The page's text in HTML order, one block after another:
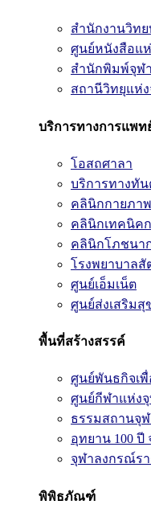
สำนักงานวิท
ศูนย์หนังสือแ
สำนักพิมพ์จุฬ
สถานีวิทยุแห่
บริการทางการแพท
โอสถศาลา
บริการทางทัน
คลินิกกายภา
คลินิกเทคนิค
คลินิกโภชนา
โรงพยาบาลสั
ศูนย์เอ็มเน็ต
ศูนย์ส่งเสริมสุ
พื้นที่สร้างสรรค์
ศูนย์พันธกิจเ
ศูนย์กีฬาแห่ง
ธรรมสถานจุ
อุทยาน 100 ปี
จุฬาลงกรณ์ร
พิพิธภัณฑ์